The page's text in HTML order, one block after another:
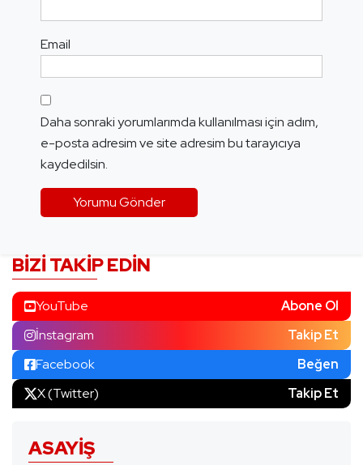
Email
Daha sonraki yorumlarımda kullanılması için adım,
e-posta adresim ve site adresim bu tarayıcıya
kaydedilsin.
BIZI TAKIP EDIN
YouTube
Abone Ol
İnstagram
Takip Et
Facebook
Beğen
X (Twitter)
Takip Et
ASAYIŞ